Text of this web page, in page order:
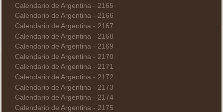
Calendario de Argentina - 2165
Calendario de Argentina - 2166
Calendario de Argentina - 2167
Calendario de Argentina - 2168
Calendario de Argentina - 2169
Calendario de Argentina - 2170
Calendario de Argentina - 2171
Calendario de Argentina - 2172
Calendario de Argentina - 2173
Calendario de Argentina - 2174
Calendario de Argentina - 2175